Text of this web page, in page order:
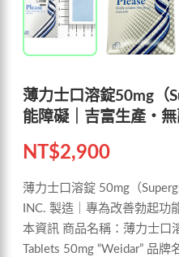
薄力士口溶錠50mg（
能障礙｜吉富生產・
NT$2,900
薄力士口溶錠 50mg（
INC. 製造｜專為改善勃起
本資訊 商品名稱：薄力士口
Tablets 50mg “Weidar” 品